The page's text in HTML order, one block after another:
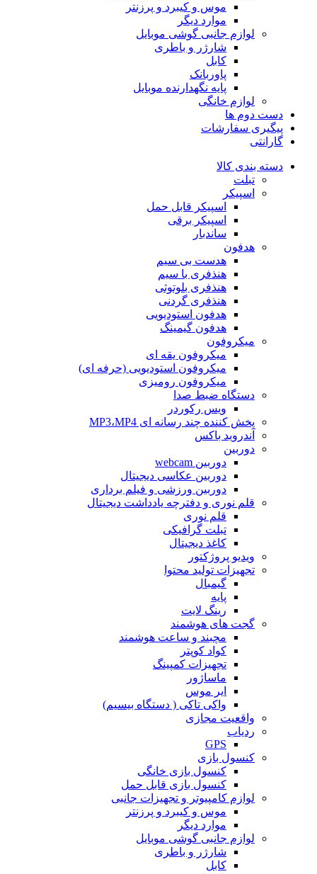
موس و کیبرد و پرزنتر
موارد دیگر
لوازم جانبی گوشی موبایل
شارژر و باطری
کابل
پاوربانک
پایه نگهدارنده موبایل
لوازم خانگی
دست دوم ها
پیگیری سفارشات
گارانتی
دسته بندی کالا
تبلت
اسپیکر
اسپیکر قابل حمل
اسپیکر برقی
ساندبار
هدفون
هدست بی سیم
هنذفری با سیم
هنذفری بلوتوثی
هنذفری گردنی
هدفون استودیویی
هدفون گیمینگ
میکروفون
میکروفون یقه ای
میکروفون استودیویی (حرفه ای)
میکروفون رومیزی
دستگاه ضبط صدا
ویس رکوردر
پخش کننده چند رسانه ای MP3،MP4
آندروید باکس
دوربین
دوربین webcam
دوربین عکاسی دیجیتال
دوربین‌ ورزشی و فیلم برداری
قلم نوری و دفترچه یادداشت دیجیتال
قلم نوری
تبلت گرافیکی
کاغذ دیجیتال
ویدیو پروژکتور
تجهیزات تولید محتوا
گیمبال
پایه
رینگ لایت
گجت های هوشمند
مچبند و ساعت هوشمند
کواد کوپتر
تجهیزات کمپینگ
ماساژور
ایر موس
واکی تاکی ( دستگاه بیسیم)
واقعیت مجازی
ردیاب
GPS
کنسول بازی
کنسول بازی خانگی
کنسول بازی قابل حمل
لوازم کامپیوتر و تجهیزات جانبی
موس و کیبرد و پرزنتر
موارد دیگر
لوازم جانبی گوشی موبایل
شارژر و باطری
کابل